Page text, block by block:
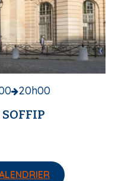
20h00